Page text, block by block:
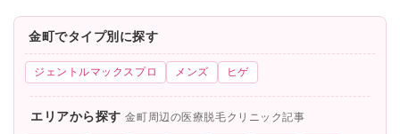
金町でタイプ別に探す
ジェントルマックスプロ メンズ ヒゲ
エリアから探す金町周辺の医療脱毛クリニック記事